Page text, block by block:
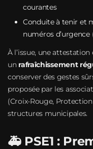
courantes
Conduite à tenir et
numéros d’urgence
À l’issue, une attestation
un rafraîchissement
conserver des gestes
proposée par les
(Croix‑Rouge,
structures municipales.
🚑 PSE1 :